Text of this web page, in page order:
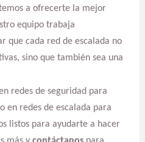
a ofrecerte la mejor
equipo trabaja
que cada red de escalada no
sino que también sea una
redes de seguridad para
en redes de escalada para
listos para ayudarte a hacer